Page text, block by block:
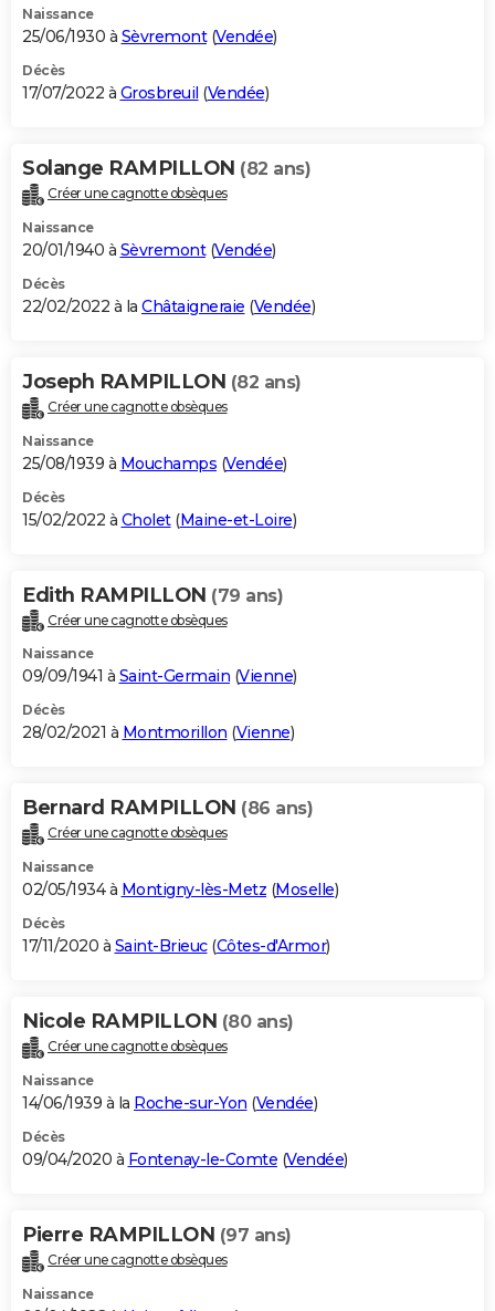
Naissance
25/06/1930 à Sèvremont(Vendée)
Décès
17/07/2022 à Grosbreuil (Vendée)
Solange RAMPILLON (82 ans)
Créer une cagnotte obsèques
Naissance
20/01/1940 à Sèvremont(Vendée)
Décès
22/02/2022 à la Châtaigneraie (Vendée)
Joseph RAMPILLON (82 ans)
Créer une cagnotte obsèques
Naissance
25/08/1939 à Mouchamps (Vendée)
Décès
15/02/2022 à Cholet(Maine-et-Loire)
Edith RAMPILLON (79 ans)
Créer une cagnotte obsèques
Naissance
09/09/1941 à Saint-Germain (Vienne)
Décès
28/02/2021 à Montmorillon (Vienne)
Bernard RAMPILLON (86 ans)
Créer une cagnotte obsèques
Naissance
02/05/1934 à Montigny-lès-Metz (Moselle)
Décès
17/11/2020 à Saint-Brieuc(Côtes-d'Armor)
Nicole RAMPILLON (80 ans)
Créer une cagnotte obsèques
Naissance
14/06/1939 à la Roche-sur-Yon (Vendée)
Décès
09/04/2020 à Fontenay-le-Comte (Vendée)
Pierre RAMPILLON (97 ans)
Créer une cagnotte obsèques
Naissance